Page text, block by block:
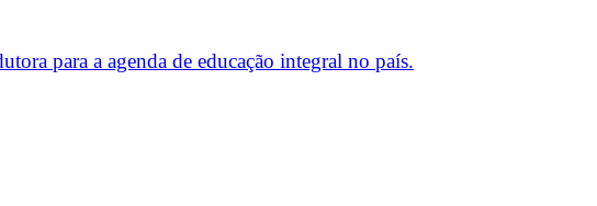
para a agenda de educação integral no país.